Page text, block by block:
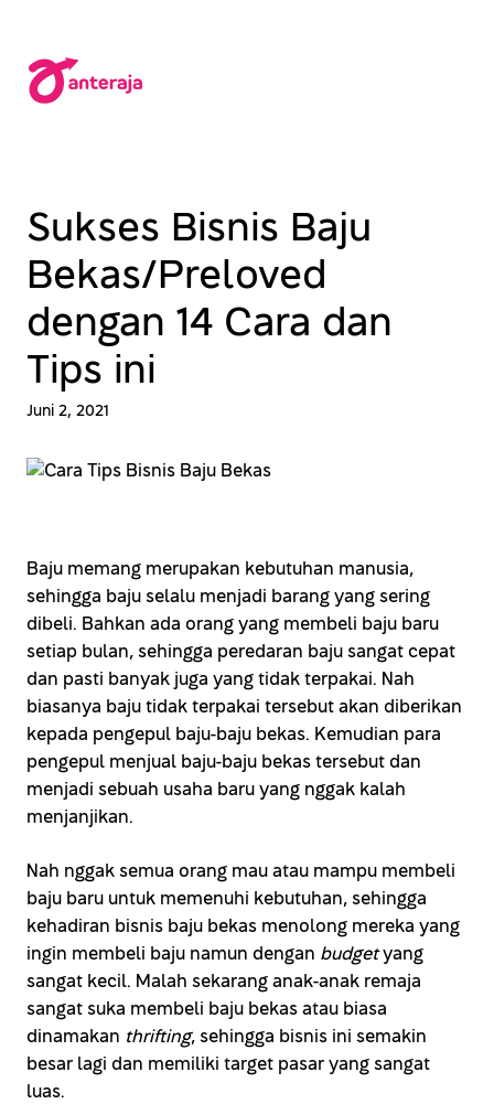
konten
Sukses Bisnis Baju
Bekas/Preloved
dengan 14 Cara dan
Tips ini
Juni 2, 2021
Baju memang merupakan kebutuhan manusia,
sehingga baju selalu menjadi barang yang sering
dibeli. Bahkan ada orang yang membeli baju baru
setiap bulan, sehingga peredaran baju sangat cepat
dan pasti banyak juga yang tidak terpakai. Nah
biasanya baju tidak terpakai tersebut akan diberikan
kepada pengepul baju-baju bekas. Kemudian para
pengepul menjual baju-baju bekas tersebut dan
menjadi sebuah usaha baru yang nggak kalah
menjanjikan.
Nah nggak semua orang mau atau mampu membeli
baju baru untuk memenuhi kebutuhan, sehingga
kehadiran bisnis baju bekas menolong mereka yang
ingin membeli baju namun dengan budgetyang
sangat kecil. Malah sekarang anak-anak remaja
sangat suka membeli baju bekas atau biasa
dinamakan thrifting, sehingga bisnis ini semakin
besar lagi dan memiliki target pasar yang sangat
luas.